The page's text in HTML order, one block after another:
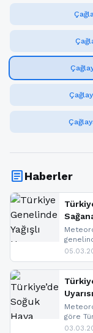
articleHaberler
ise çığ
Uyarısı
göre
oluyor.